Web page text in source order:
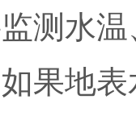
测水温
果地